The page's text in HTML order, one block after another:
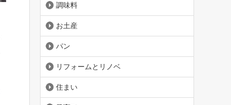
調味料
お土産
パン
リフォームとリノベ
住まい